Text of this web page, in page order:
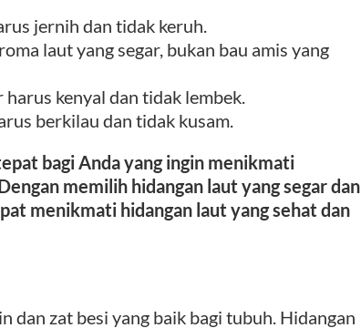
jernih dan tidak keruh.
laut yang segar, bukan bau amis yang
harus kenyal dan tidak lembek.
berkilau dan tidak kusam.
bagi Anda yang ingin menikmati
memilih hidangan laut yang segar dan
menikmati hidangan laut yang sehat dan
dan zat besi yang baik bagi tubuh. Hidangan